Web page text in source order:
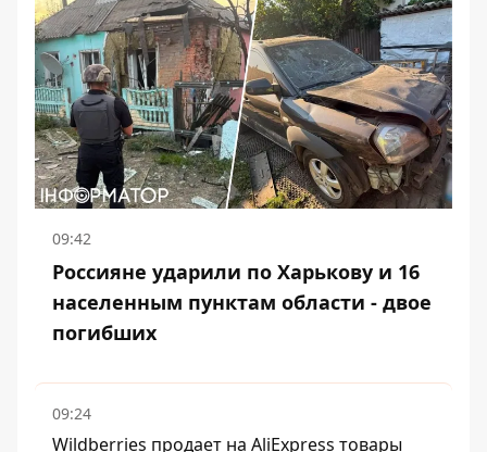
09:42
Россияне ударили по Харькову и 16
населенным пунктам области - двое
погибших
09:24
Wildberries продает на AliExpress товары